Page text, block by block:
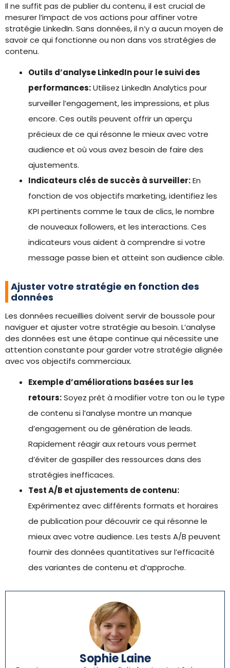
Il ne suffit pas de publier du contenu, il est crucial de
mesurer l’impact de vos actions pour affiner votre
stratégie LinkedIn. Sans données, il n’y a aucun moyen de
savoir ce qui fonctionne ou non dans vos stratégies de
contenu.
Outils d’analyse LinkedIn pour le suivi des
performances:Utilisez LinkedIn Analytics pour
surveiller l’engagement, les impressions, et plus
encore. Ces outils peuvent offrir un aperçu
précieux de ce qui résonne le mieux avec votre
audience et où vous avez besoin de faire des
ajustements.
Indicateurs clés de succès à surveiller:En
fonction de vos objectifs marketing, identifiez les
KPI pertinents comme le taux de clics, le nombre
de nouveaux followers, et les interactions. Ces
indicateurs vous aident à comprendre si votre
message passe bien et atteint son audience cible.
Ajuster votre stratégie en fonction des
données
Les données recueillies doivent servir de boussole pour
naviguer et ajuster votre stratégie au besoin. L’analyse
des données est une étape continue qui nécessite une
attention constante pour garder votre stratégie alignée
avec vos objectifs commerciaux.
Exemple d’améliorations basées sur les
retours:Soyez prêt à modifier votre ton ou le type
de contenu si l’analyse montre un manque
d’engagement ou de génération de leads.
Rapidement réagir aux retours vous permet
d’éviter de gaspiller des ressources dans des
stratégies inefficaces.
Test A/B et ajustements de contenu:
Expérimentez avec différents formats et horaires
de publication pour découvrir ce qui résonne le
mieux avec votre audience. Les tests A/B peuvent
fournir des données quantitatives sur l’efficacité
des variantes de contenu et d’approche.
Sophie Laine